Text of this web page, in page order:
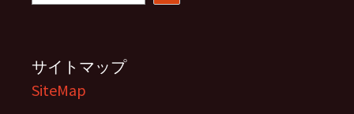
サイトマップ
SiteMap